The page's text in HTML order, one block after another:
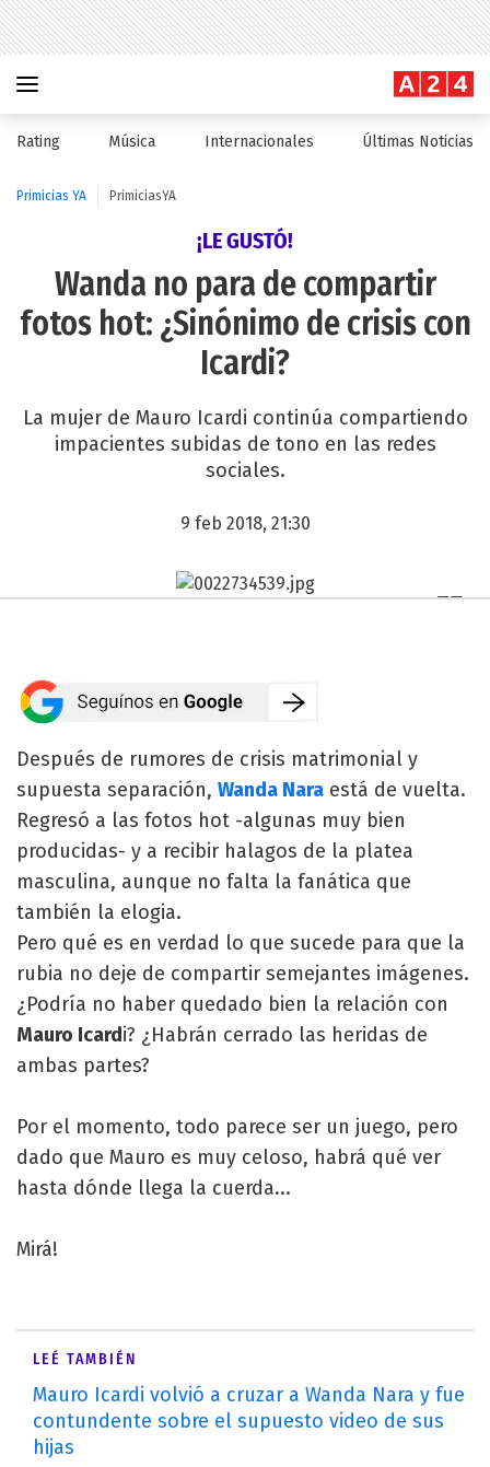
Rating Música Internacionales Últimas Noticias
Primicias YA PrimiciasYA
¡LE GUSTÓ!
Wanda no para de compartir
fotos hot: ¿Sinónimo de crisis con
Icardi?
La mujer de Mauro Icardi continúa compartiendo
impacientes subidas de tono en las redes
sociales.
9 feb 2018, 21:30
Después de rumores de crisis matrimonial y
supuesta separación, Wanda Nara está de vuelta.
Regresó a las fotos hot -algunas muy bien
producidas- y a recibir halagos de la platea
masculina, aunque no falta la fanática que
también la elogia.
Pero qué es en verdad lo que sucede para que la
rubia no deje de compartir semejantes imágenes.
¿Podría no haber quedado bien la relación con
Mauro Icardi? ¿Habrán cerrado las heridas de
ambas partes?
Por el momento, todo parece ser un juego, pero
dado que Mauro es muy celoso, habrá qué ver
hasta dónde llega la cuerda...
Mirá!
LEÉ TAMBIÉN
Mauro Icardi volvió a cruzar a Wanda Nara y fue
contundente sobre el supuesto video de sus
hijas